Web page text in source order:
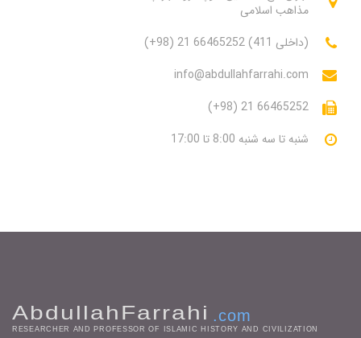
مذاهب اسلامی
(+98) 21 66465252 (411 داخلی)
info@abdullahfarrahi.com
(+98) 21 66465252
شنبه تا سه شنبه 8:00 تا 17:00
AbdullahFarrahi .com
RESEARCHER AND PROFESSOR OF ISLAMIC HISTORY AND CIVILIZATION